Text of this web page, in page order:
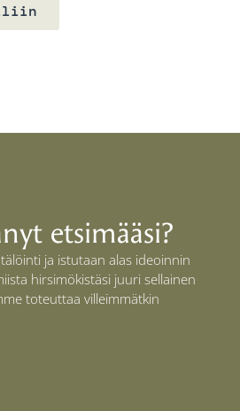
etsimääsi?
ja istutaan alas ideoinnin
hirsimökistäsi juuri sellainen
toteuttaa villeimmätkin